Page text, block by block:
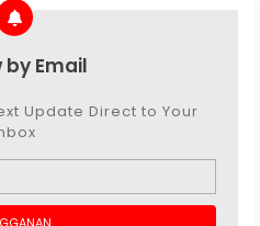
by Email
Update Direct to Your